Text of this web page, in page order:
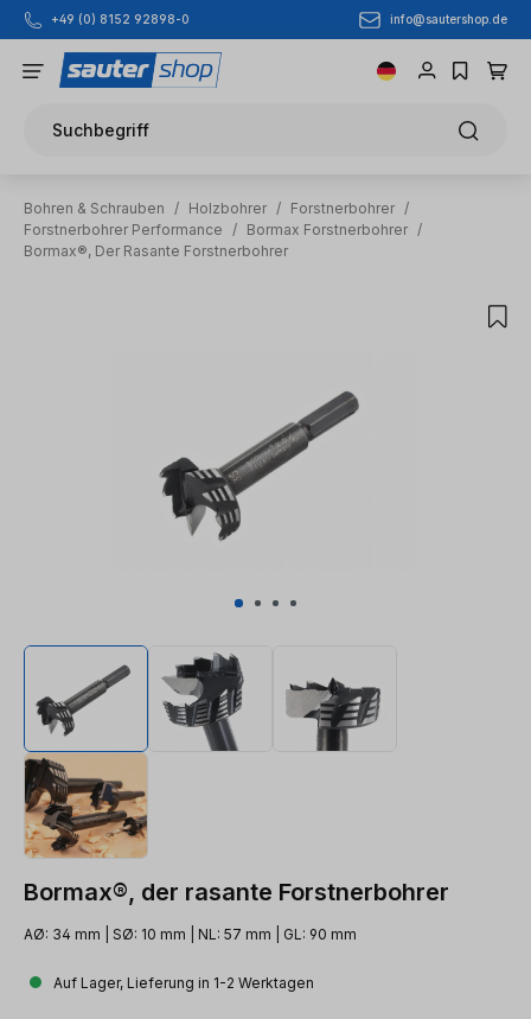
Zum Hauptinhalt springen
+49 (0) 8152 92898-0 info@sautershop.de
Suchbegriff
Bohren & Schrauben / Holzbohrer / Forstnerbohrer /
Forstnerbohrer Performance
/ Bormax Forstnerbohrer /
Bormax®, Der Rasante Forstnerbohrer
Bormax®, der rasante Forstnerbohrer
AØ: 34 mm | SØ: 10 mm | NL: 57 mm | GL: 90 mm
Auf Lager, Lieferung in 1-2 Werktagen